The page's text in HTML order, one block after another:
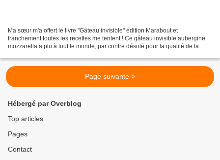
Ma sœur m'a offert le livre "Gâteau invisible" édition Marabout et
franchement toutes les recettes me tentent ! Ce gâteau invisible aubergine
mozzarella a plu à tout le monde, par contre désolé pour la qualité de la
Page suivante >
Hébergé par Overblog
Top articles
Pages
Contact